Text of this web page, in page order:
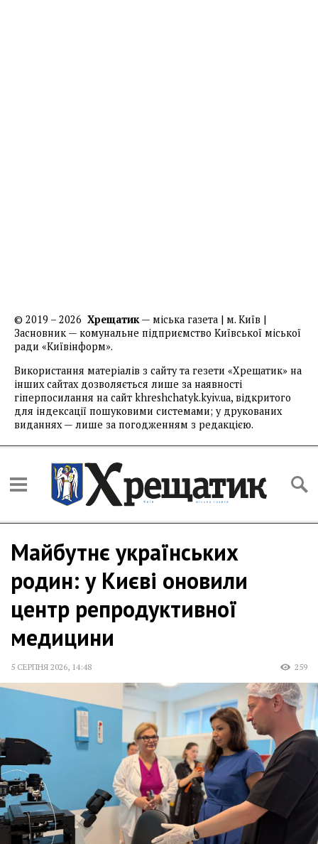
© 2019 – 2026 Хрещатик— міська газета | м. Київ |
Засновник — комунальне підприємство Київської міської
ради «Київінформ».
Використання матеріалів з сайту та гезети «Хрещатик» на
інших сайтах дозволяється лише за наявності
гіперпосилання на сайт khreshchatyk.kyiv.ua, відкритого
для індексації пошуковими системами; у друкованих
виданнях — лише за погодженням з редакцією.
Майбутнє українських
родин: у Києві оновили
центр репродуктивної
медицини
5 СЕРПНЯ 2026, 14:48 259